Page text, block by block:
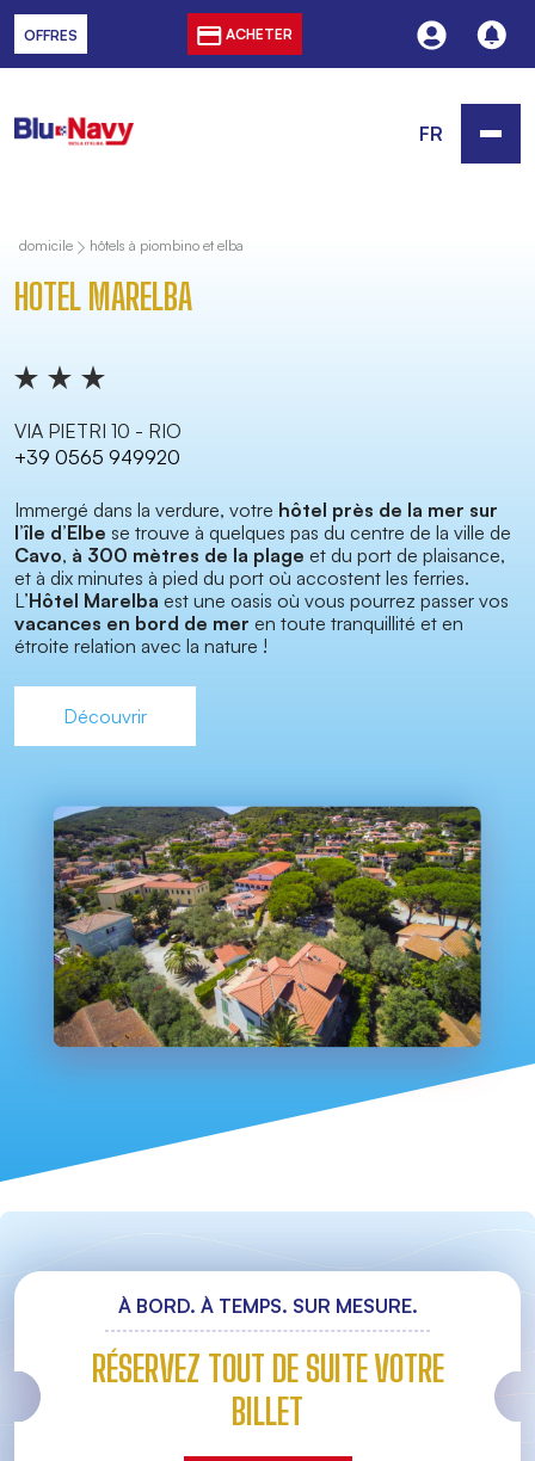
OFFRES ACHETER
FR
domicile hôtels à piombino et elba
HOTEL MARELBA
VIA PIETRI 10 - RIO
+39 0565 949920
Immergé dans la verdure, votre hôtel près de la mer sur
l’île d’Elbe se trouve à quelques pas du centre de la ville de
Cavo, à 300 mètres de la plage et du port de plaisance,
et à dix minutes à pied du port où accostent les ferries.
L’Hôtel Marelba est une oasis où vous pourrez passer vos
vacances en bord de mer en toute tranquillité et en
étroite relation avec la nature !
Découvrir
À BORD. À TEMPS. SUR MESURE.
RÉSERVEZ TOUT DE SUITE VOTRE
BILLET